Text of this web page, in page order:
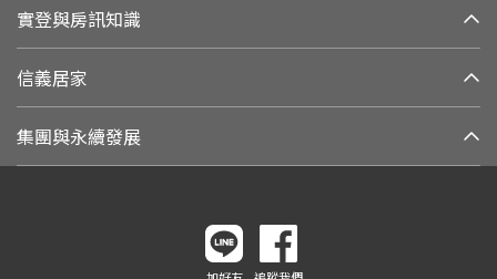
實登與房訊知識
信義居家
集團與永續發展